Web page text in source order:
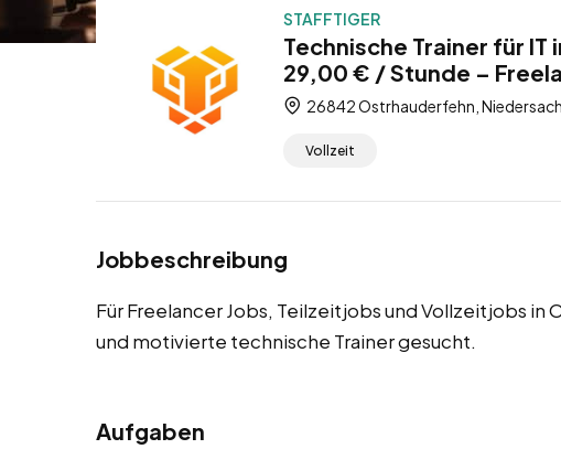
STAFFTIGER
Technische Trainer für
29,00 € / Stunde –
26842 Ostrhauderfehn,
Vollzeit
Jobbeschreibung
Für Freelancer Jobs, Teilzeitjobs und Vollzeitjobs
und motivierte technische Trainer gesucht.
Aufgaben